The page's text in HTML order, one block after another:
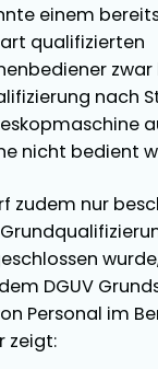
einem
qualifizierten
nach
nicht bedient
zudem nur
DGUV
Personal im
zeigt: